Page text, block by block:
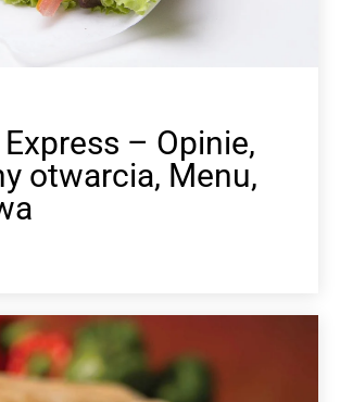
– Opinie,
otwarcia, Menu,